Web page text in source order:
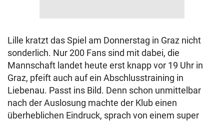
Lille kratzt das Spiel am Donnerstag in Graz nicht
sonderlich. Nur 200 Fans sind mit dabei, die
Mannschaft landet heute erst knapp vor 19 Uhr in
Graz, pfeift auch auf ein Abschlusstraining in
Liebenau. Passt ins Bild. Denn schon unmittelbar
nach der Auslosung machte der Klub einen
überheblichen Eindruck, sprach von einem super